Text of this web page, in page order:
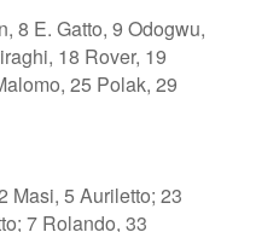
8 E. Gatto, 9 Odogwu,
18 Rover, 19
25 Polak, 29
Masi, 5 Auriletto; 23
7 Rolando, 33